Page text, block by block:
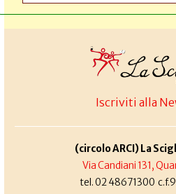
Iscriviti alla
(circolo ARCI) La
Via Candiani 131,
tel. 02 48671300